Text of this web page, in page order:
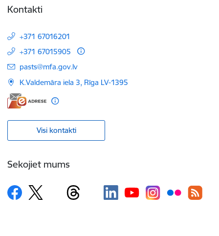
Kontakti
+371 67016201
+371 67015905
E-pasts:
pasts@mfa.gov.lv
K.Valdemāra iela 3, Rīga LV-1395
Visi kontakti
Sekojiet mums